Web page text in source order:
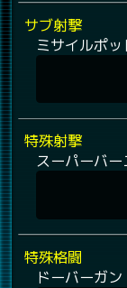
サブ射撃
ミサイルポ
特殊射撃
スーパーバー
特殊格闘
ドーバーガン